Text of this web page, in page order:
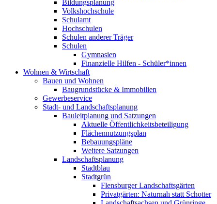
Bildungsplanung
Volkshochschule
Schulamt
Hochschulen
Schulen anderer Träger
Schulen
Gymnasien
Finanzielle Hilfen - Schüler*innen
Wohnen & Wirtschaft
Bauen und Wohnen
Baugrundstücke & Immobilien
Gewerbeservice
Stadt- und Landschaftsplanung
Bauleitplanung und Satzungen
Aktuelle Öffentlichkeitsbeteiligung
Flächennutzungsplan
Bebauungspläne
Weitere Satzungen
Landschaftsplanung
Stadtblau
Stadtgrün
Flensburger Landschaftsgärten
Privatgärten: Naturnah statt Schotter